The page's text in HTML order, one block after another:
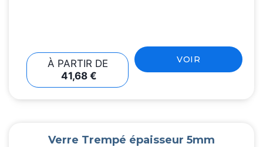
À PARTIR DE
41,68€
VOIR
Verre Trempé épaisseur 5mm